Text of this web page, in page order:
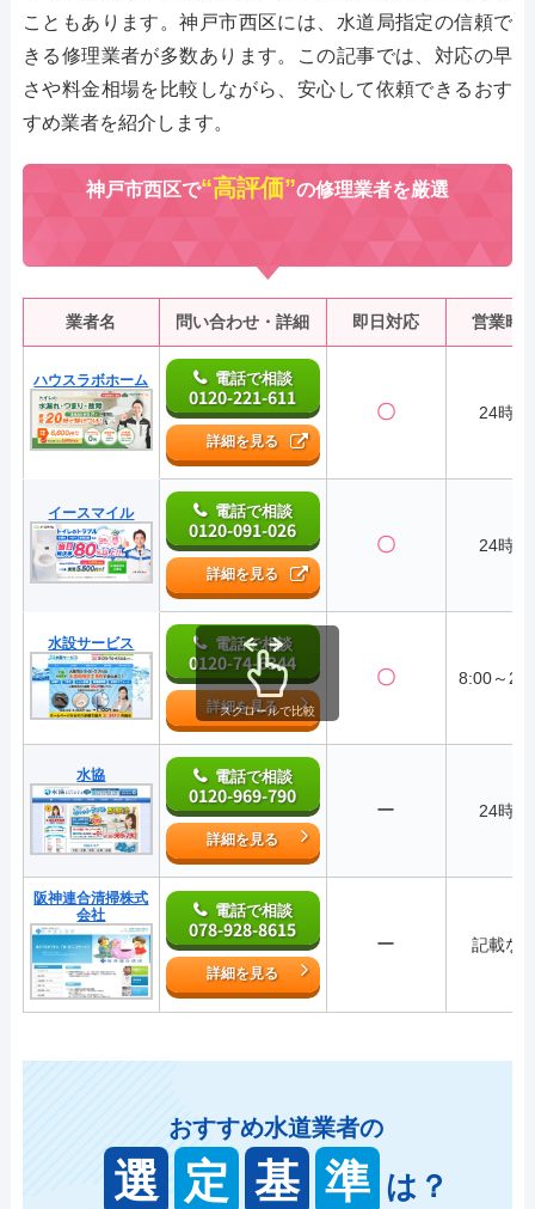
こともあります。神戸市西区には、水道局指定の信頼で
きる修理業者が多数あります。この記事では、対応の早
さや料金相場を比較しながら、安心して依頼できるおす
すめ業者を紹介します。
神戸市西区で“高評価”の修理業者を厳選
業者名 問い合わせ・詳細 即日対応 営業時
ハウスラボホーム 電話で相談
0120-221-611
詳細を見る
〇 24時間
イースマイル 電話で相談
0120-091-026
詳細を見る
〇 24時間
水設サービス 電話で相談
0120-74-6344
詳細を見る
〇 8:00～
水協 電話で相談
0120-969-790
詳細を見る
ー 24時間
阪神連合清掃株式
会社
電話で相談
078-928-8615
詳細を見る
ー 記載な
スクロールで比較
おすすめ水道業者の
選 定 基 準 は？